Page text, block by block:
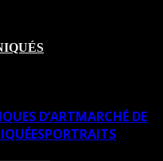
D’ARTMARCHÉ DE
PORTRAITS